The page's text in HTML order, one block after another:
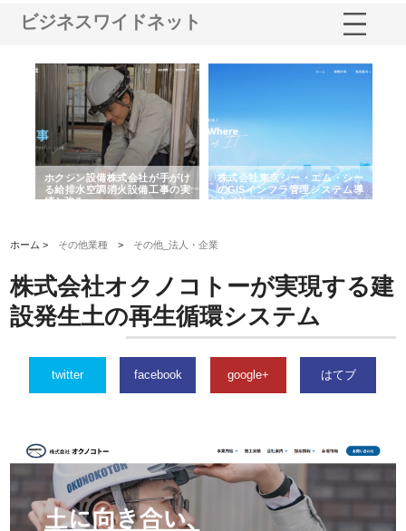
ビジネスワイドネット
ホクシン設備株式会社が手がけ
る給排水空調消火設備工事の実
績と強み
株式会社東京シー・エム・シー
のGISインフラ管理システム導
入メリット
ホーム > その他業種 > その他_法人・企業
株式会社オクノコトーが実現する建
設発生土の再生循環システム
twitter facebook google+ はてブ